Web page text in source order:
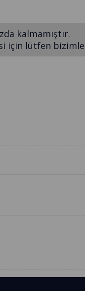
kalmamıştır.
için lütfen